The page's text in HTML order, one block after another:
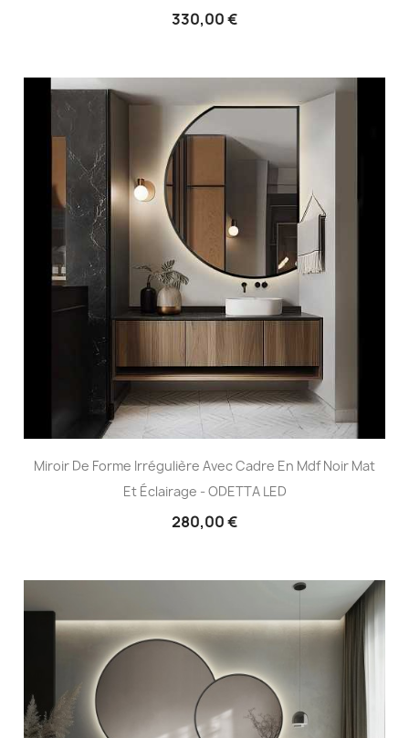
330,00 €
Miroir De Forme Irrégulière Avec Cadre En Mdf Noir Mat
Et Éclairage - ODETTA LED
280,00 €